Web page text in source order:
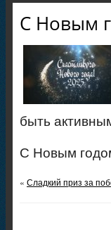
С Новым
быть
С Новым
« Сладкий приз за